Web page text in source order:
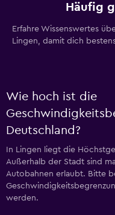
Häufig
Erfahre Wissenswertes
Lingen, damit dich
Wie hoch ist die
Deutschland?
In Lingen liegt die
Außerhalb der Stadt sind
Autobahnen erlaubt. Bitte
werden.